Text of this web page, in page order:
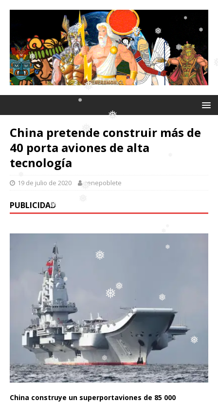
❅
❅
❅
❅
❅
❅
❅
❅
❅
❅
❅ ❅
❅
❅
❅
China pretende construir más de
40 porta aviones de alta
tecnología
19 de julio de 2020 renepoblete
PUBLICIDAD
China construye un superportaviones de 85 000